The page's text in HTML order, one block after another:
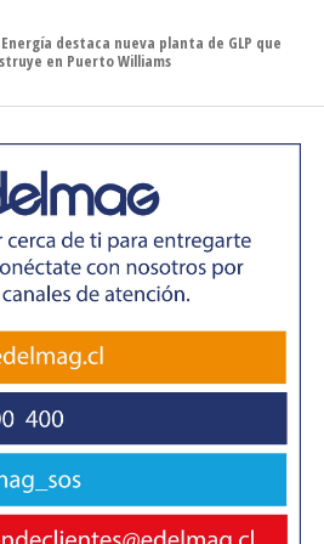
destaca nueva planta de GLP que
en Puerto Williams